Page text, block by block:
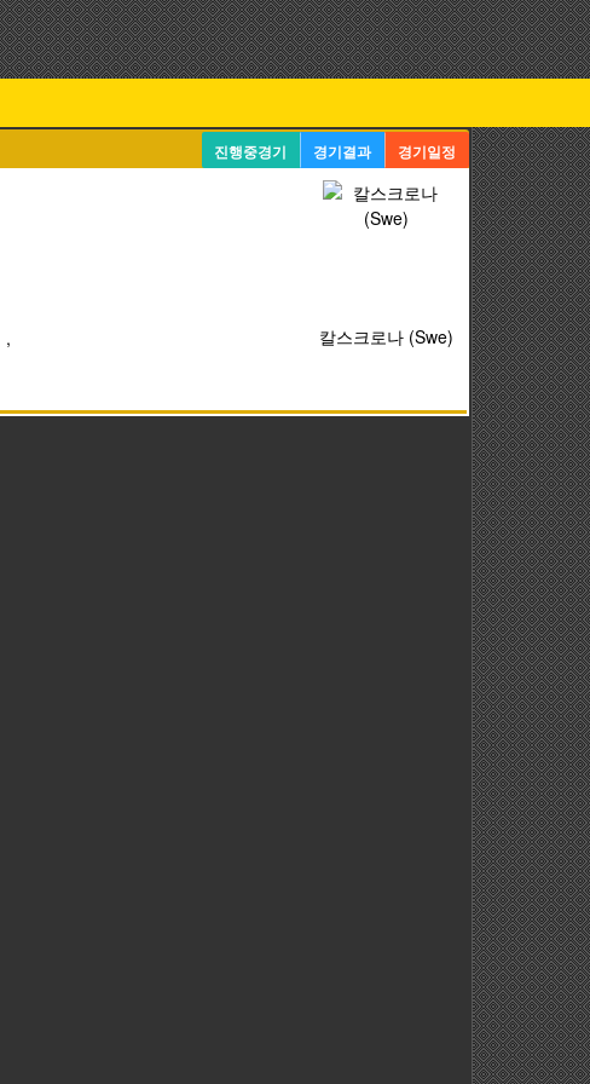
진행중경기 경기결과 경기일정
, 칼스크로나 (Swe)